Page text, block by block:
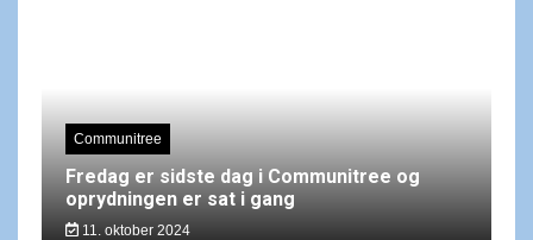
Communitree
Fredag er sidste dag i Communitree og
oprydningen er sat i gang
11. oktober 2024